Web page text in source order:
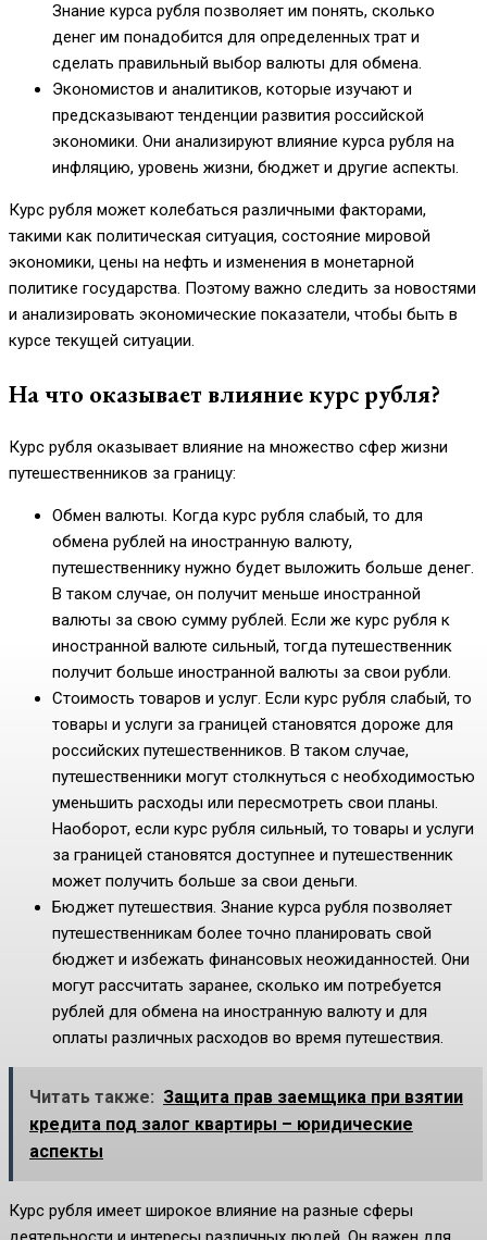
Знание курса рубля позволяет им понять, сколько
денег им понадобится для определенных трат и
сделать правильный выбор валюты для обмена.
Экономистов и аналитиков, которые изучают и
предсказывают тенденции развития российской
экономики. Они анализируют влияние курса рубля на
инфляцию, уровень жизни, бюджет и другие аспекты.
Курс рубля может колебаться различными факторами,
такими как политическая ситуация, состояние мировой
экономики, цены на нефть и изменения в монетарной
политике государства. Поэтому важно следить за новостями
и анализировать экономические показатели, чтобы быть в
курсе текущей ситуации.
На что оказывает влияние курс рубля?
Курс рубля оказывает влияние на множество сфер жизни
путешественников за границу:
Обмен валюты. Когда курс рубля слабый, то для
обмена рублей на иностранную валюту,
путешественнику нужно будет выложить больше денег.
В таком случае, он получит меньше иностранной
валюты за свою сумму рублей. Если же курс рубля к
иностранной валюте сильный, тогда путешественник
получит больше иностранной валюты за свои рубли.
Стоимость товаров и услуг. Если курс рубля слабый, то
товары и услуги за границей становятся дороже для
российских путешественников. В таком случае,
путешественники могут столкнуться с необходимостью
уменьшить расходы или пересмотреть свои планы.
Наоборот, если курс рубля сильный, то товары и услуги
за границей становятся доступнее и путешественник
может получить больше за свои деньги.
Бюджет путешествия. Знание курса рубля позволяет
путешественникам более точно планировать свой
бюджет и избежать финансовых неожиданностей. Они
могут рассчитать заранее, сколько им потребуется
рублей для обмена на иностранную валюту и для
оплаты различных расходов во время путешествия.
Читать также: Защита прав заемщика при взятии
кредита под залог квартиры – юридические
аспекты
Курс рубля имеет широкое влияние на разные сферы